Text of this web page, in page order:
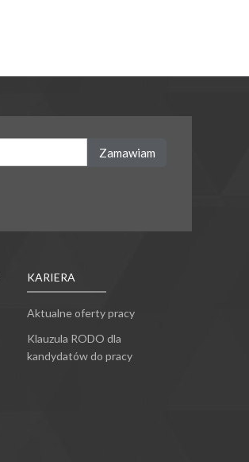
KARIERA
Aktualne oferty pracy
Klauzula RODO dla
kandydatów do pracy